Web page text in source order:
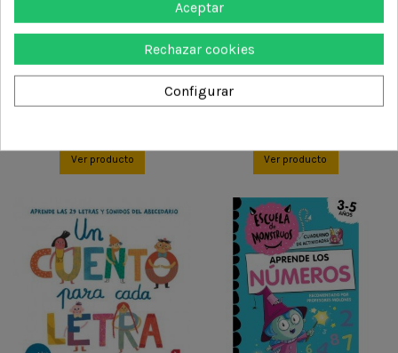
Fuera de Stock
Ver producto
Producto disponible con otras opciones
Ver producto
Aceptar
Rechazar cookies
Configurar